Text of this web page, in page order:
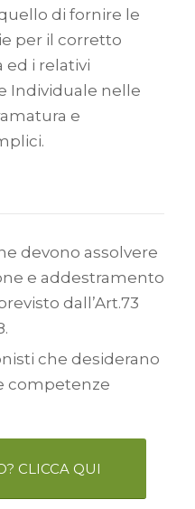
di fornire le
per il corretto
ed i relativi
Individuale nelle
e
devono assolvere
e addestramento
dall’Art.73
che desiderano
competenze
CLICCA QUI